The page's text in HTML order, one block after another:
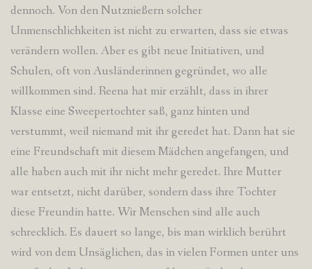
dennoch. Von den Nutznießern solcher
Unmenschlichkeiten ist nicht zu erwarten, dass sie etwas
verändern wollen. Aber es gibt neue Initiativen, und
Schulen, oft von Ausländerinnen gegründet, wo alle
willkommen sind. Reena hat mir erzählt, dass in ihrer
Klasse eine Sweepertochter saß, ganz hinten und
verstummt, weil niemand mit ihr geredet hat. Dann hat sie
eine Freundschaft mit diesem Mädchen angefangen, und
alle haben auch mit ihr nicht mehr geredet. Ihre Mutter
war entsetzt, nicht darüber, sondern dass ihre Tochter
diese Freundin hatte. Wir Menschen sind alle auch
schrecklich. Es dauert so lange, bis man wirklich berührt
wird von dem Unsäglichen, das in vielen Formen unter uns